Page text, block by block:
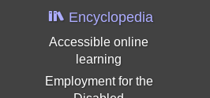
Encyclopedia
Accessible online
learning
Employment for the